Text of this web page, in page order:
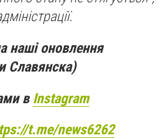
наші оновлення
Славянска)
в Instagram
t.me/news6262